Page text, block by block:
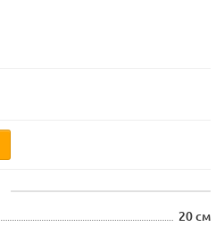
20 см